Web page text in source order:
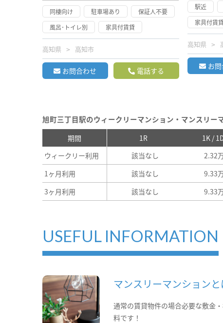
同棲向け
駐車場あり
保証人不要
風呂･トイレ別
家具付賃貸
高知県 高知市
お問合わせ 電話する
駅近
家具付賃
高知県
お
旭町三丁目駅のウィークリーマンション・マンスリー
期間 1R 1K /
ウィークリー利用
該当なし 2.32
1ヶ月利用
該当なし 9.33
3ヶ月利用
該当なし 9.33
USEFUL INFORMATION
マンスリーマンションと
通常の賃貸物件の場合必要な敷金
料です！